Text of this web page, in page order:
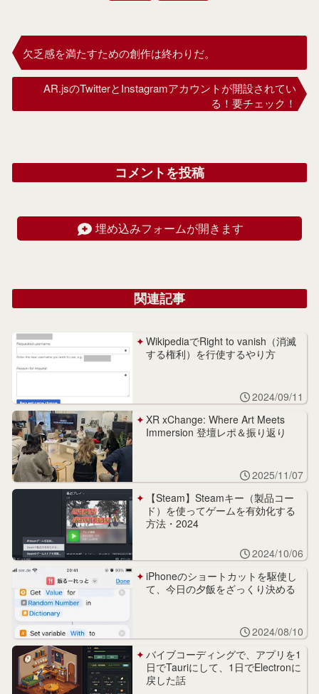
欠乏感を満たすための創作は終わりだ。
AR.jsのTwitterとInstagramアカウントが開設されてい
る！要チェック！
コメントを投稿
埋め込みフォームが開きます
関連記事
WikipediaでRight to vanish（消滅
する権利）を行使するやり方
2024/09/11
XR xChange: Where Art Meets
Immersion 登壇レポ＆振り返り
2025/11/07
【Steam】Steamキー（製品コー
ド）を使ってゲームを有効化する
方法・2024
2024/10/06
iPhoneのショートカットを駆使し
て、今日の夕飯をざっくり決める
2024/08/10
バイブコーディングで、アプリを1
日でTauriにして、1日でElectronに
戻した話